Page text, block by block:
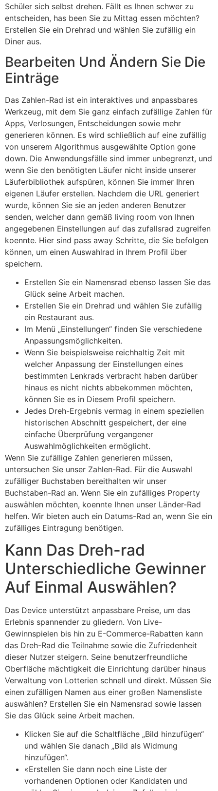
Schüler sich selbst drehen. Fällt es Ihnen schwer zu
entscheiden, has been Sie zu Mittag essen möchten?
Erstellen Sie ein Drehrad und wählen Sie zufällig ein
Diner aus.
Bearbeiten Und Ändern Sie Die
Einträge
Das Zahlen-Rad ist ein interaktives und anpassbares
Werkzeug, mit dem Sie ganz einfach zufällige Zahlen für
Apps, Verlosungen, Entscheidungen sowie mehr
generieren können. Es wird schließlich auf eine zufällig
von unserem Algorithmus ausgewählte Option gone
down. Die Anwendungsfälle sind immer unbegrenzt, und
wenn Sie den benötigten Läufer nicht inside unserer
Läuferbibliothek aufspüren, können Sie immer Ihren
eigenen Läufer erstellen. Nachdem die URL generiert
wurde, können Sie sie an jeden anderen Benutzer
senden, welcher dann gemäß living room von Ihnen
angegebenen Einstellungen auf das zufallsrad zugreifen
koennte. Hier sind pass away Schritte, die Sie befolgen
können, um einen Auswahlrad in Ihrem Profil über
speichern.
Erstellen Sie ein Namensrad ebenso lassen Sie das
Glück seine Arbeit machen.
Erstellen Sie ein Drehrad und wählen Sie zufällig
ein Restaurant aus.
Im Menü „Einstellungen“ finden Sie verschiedene
Anpassungsmöglichkeiten.
Wenn Sie beispielsweise reichhaltig Zeit mit
welcher Anpassung der Einstellungen eines
bestimmten Lenkrads verbracht haben darüber
hinaus es nicht nichts abbekommen möchten,
können Sie es in Diesem Profil speichern.
Jedes Dreh-Ergebnis vermag in einem speziellen
historischen Abschnitt gespeichert, der eine
einfache Überprüfung vergangener
Auswahlmöglichkeiten ermöglicht.
Wenn Sie zufällige Zahlen generieren müssen,
untersuchen Sie unser Zahlen-Rad. Für die Auswahl
zufälliger Buchstaben bereithalten wir unser
Buchstaben-Rad an. Wenn Sie ein zufälliges Property
auswählen möchten, koennte Ihnen unser Länder-Rad
helfen. Wir bieten auch ein Datums-Rad an, wenn Sie ein
zufälliges Eintragung benötigen.
Kann Das Dreh-rad
Unterschiedliche Gewinner
Auf Einmal Auswählen?
Das Device unterstützt anpassbare Preise, um das
Erlebnis spannender zu gliedern. Von Live-
Gewinnspielen bis hin zu E-Commerce-Rabatten kann
das Dreh-Rad die Teilnahme sowie die Zufriedenheit
dieser Nutzer steigern. Seine benutzerfreundliche
Oberfläche mächtigkeit die Einrichtung darüber hinaus
Verwaltung von Lotterien schnell und direkt. Müssen Sie
einen zufälligen Namen aus einer großen Namensliste
auswählen? Erstellen Sie ein Namensrad sowie lassen
Sie das Glück seine Arbeit machen.
Klicken Sie auf die Schaltfläche „Bild hinzufügen“
und wählen Sie danach „Bild als Widmung
hinzufügen“.
«Erstellen Sie dann noch eine Liste der
vorhandenen Optionen oder Kandidaten und